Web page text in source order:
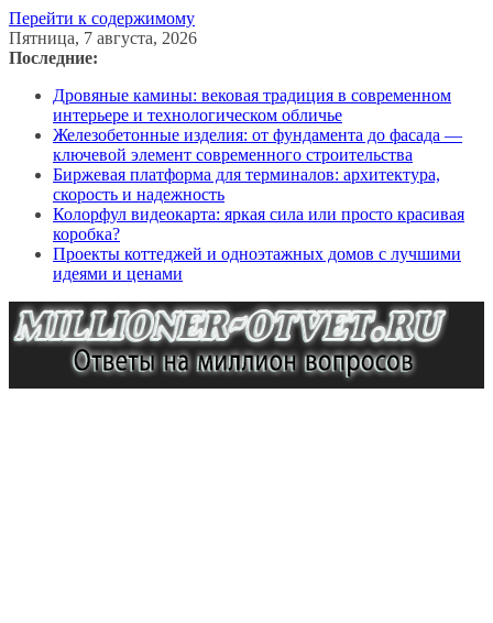
Перейти к содержимому
Пятница, 7 августа, 2026
Последние:
Дровяные камины: вековая традиция в современном
интерьере и технологическом обличье
Железобетонные изделия: от фундамента до фасада —
ключевой элемент современного строительства
Биржевая платформа для терминалов: архитектура,
скорость и надежность
Колорфул видеокарта: яркая сила или просто красивая
коробка?
Проекты коттеджей и одноэтажных домов с лучшими
идеями и ценами